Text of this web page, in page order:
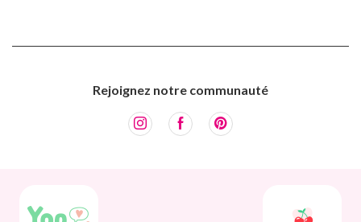
Rejoignez notre communauté